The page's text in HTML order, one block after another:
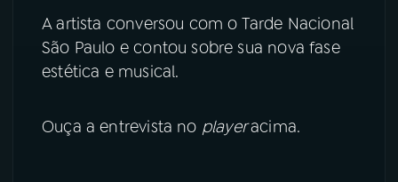
TikTok
A artista conversou com o Tarde Nacional
São Paulo e contou sobre sua nova fase
estética e musical.
Ouça a entrevista no playeracima.